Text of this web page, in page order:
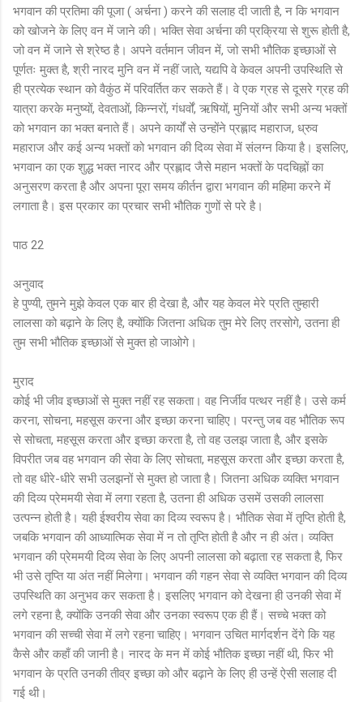
भगवान की प्रतिमा की पूजा ( अर्चना ) करने की सलाह दी जाती है, न कि भगवान
को खोजने के लिए वन में जाने की। भक्ति सेवा अर्चना की प्रक्रिया से शुरू होती है,
जो वन में जाने से श्रेष्ठ है। अपने वर्तमान जीवन में, जो सभी भौतिक इच्छाओं से
पूर्णतः मुक्त है, श्री नारद मुनि वन में नहीं जाते, यद्यपि वे केवल अपनी उपस्थिति से
ही प्रत्येक स्थान को वैकुंठ में परिवर्तित कर सकते हैं। वे एक ग्रह से दूसरे ग्रह की
यात्रा करके मनुष्यों, देवताओं, किन्नरों, गंधर्वों, ऋषियों, मुनियों और सभी अन्य भक्तों
को भगवान का भक्त बनाते हैं। अपने कार्यों से उन्होंने प्रह्लाद महाराज, ध्रुव
महाराज और कई अन्य भक्तों को भगवान की दिव्य सेवा में संलग्न किया है। इसलिए,
भगवान का एक शुद्ध भक्त नारद और प्रह्लाद जैसे महान भक्तों के पदचिह्नों का
अनुसरण करता है और अपना पूरा समय कीर्तन द्वारा भगवान की महिमा करने में
लगाता है। इस प्रकार का प्रचार सभी भौतिक गुणों से परे है।
पाठ 22
अनुवाद
हे पुण्यी, तुमने मुझे केवल एक बार ही देखा है, और यह केवल मेरे प्रति तुम्हारी
लालसा को बढ़ाने के लिए है, क्योंकि जितना अधिक तुम मेरे लिए तरसोगे, उतना ही
तुम सभी भौतिक इच्छाओं से मुक्त हो जाओगे।
मुराद
कोई भी जीव इच्छाओं से मुक्त नहीं रह सकता। वह निर्जीव पत्थर नहीं है। उसे कर्म
करना, सोचना, महसूस करना और इच्छा करना चाहिए। परन्तु जब वह भौतिक रूप
से सोचता, महसूस करता और इच्छा करता है, तो वह उलझ जाता है, और इसके
विपरीत जब वह भगवान की सेवा के लिए सोचता, महसूस करता और इच्छा करता है,
तो वह धीरे-धीरे सभी उलझनों से मुक्त हो जाता है। जितना अधिक व्यक्ति भगवान
की दिव्य प्रेममयी सेवा में लगा रहता है, उतना ही अधिक उसमें उसकी लालसा
उत्पन्न होती है। यही ईश्वरीय सेवा का दिव्य स्वरूप है। भौतिक सेवा में तृप्ति होती है,
जबकि भगवान की आध्यात्मिक सेवा में न तो तृप्ति होती है और न ही अंत। व्यक्ति
भगवान की प्रेममयी दिव्य सेवा के लिए अपनी लालसा को बढ़ाता रह सकता है, फिर
भी उसे तृप्ति या अंत नहीं मिलेगा। भगवान की गहन सेवा से व्यक्ति भगवान की दिव्य
उपस्थिति का अनुभव कर सकता है। इसलिए भगवान को देखना ही उनकी सेवा में
लगे रहना है, क्योंकि उनकी सेवा और उनका स्वरूप एक ही हैं। सच्चे भक्त को
भगवान की सच्ची सेवा में लगे रहना चाहिए। भगवान उचित मार्गदर्शन देंगे कि यह
कैसे और कहाँ की जानी है। नारद के मन में कोई भौतिक इच्छा नहीं थी, फिर भी
भगवान के प्रति उनकी तीव्र इच्छा को और बढ़ाने के लिए ही उन्हें ऐसी सलाह दी
गई थी।